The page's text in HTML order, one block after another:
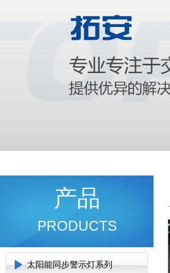
产品
PRODUCTS
太阳能同步警示灯系列